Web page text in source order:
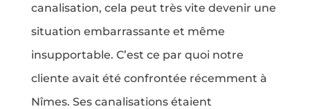
canalisation, cela peut très vite devenir une
situation embarrassante et même
insupportable. C’est ce par quoi notre
cliente avait été confrontée récemment à
Nîmes. Ses canalisations étaient